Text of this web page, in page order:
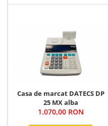
Casa de marcat DATECS DP
25 MX alba
1.070,00 RON